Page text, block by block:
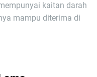
kaitan darah
mampu diterima di